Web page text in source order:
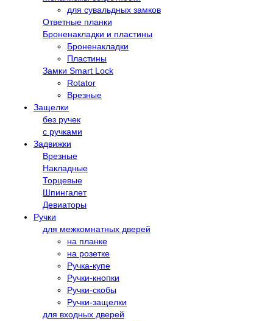
для сувальдных замков
Ответные планки
Броненакладки и пластины
Броненакладки
Пластины
Замки Smart Lock
Rotator
Врезные
Защелки
без ручек
с ручками
Задвижки
Врезные
Накладные
Торцевые
Шпингалет
Девиаторы
Ручки
для межкомнатных дверей
на планке
на розетке
Ручка-купе
Ручки-кнопки
Ручки-скобы
Ручки-защелки
для входных дверей